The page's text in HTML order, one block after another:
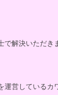
で解決いただき
営している